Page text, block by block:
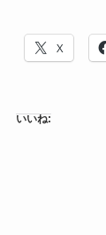
X
いいね: